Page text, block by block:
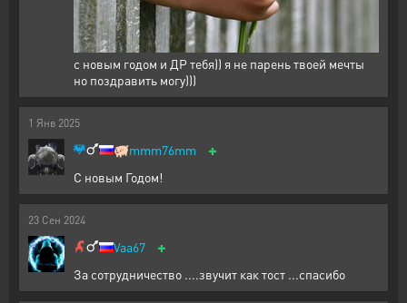
с новым годом и ДР тебя)) я не парень твоей мечты
но поздравить могу)))
1 Янв 2025
🐖mmm76mm +
С новым Годом!
23 Сен 2024
Vaa67 +
За сотрудничество ....звучит как тост ...спасибо